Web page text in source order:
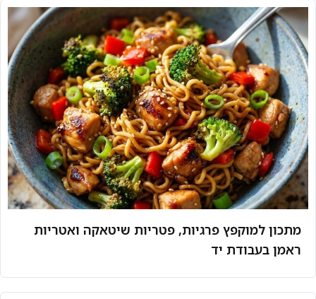
מתכון למוקפץ פרגיות, פטריות שיטאקה ואטריות
ראמן בעבודת יד